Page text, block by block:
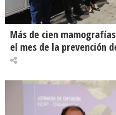
Más de cien
el mes de la prevención